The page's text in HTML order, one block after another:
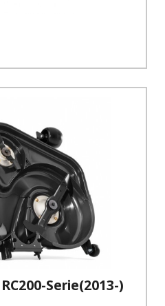
Serie(2013-)